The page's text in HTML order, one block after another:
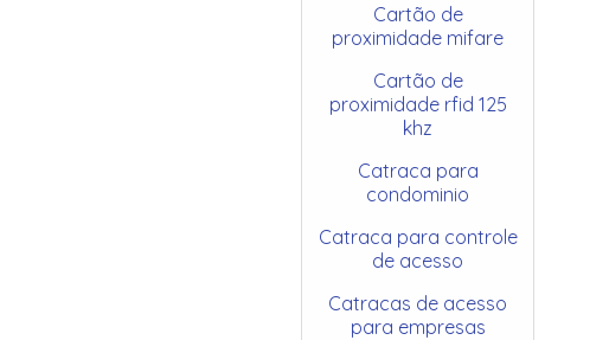
Cartão de
proximidade mifare
Cartão de
proximidade rfid 125
khz
Catraca para
condominio
Catraca para controle
de acesso
Catracas de acesso
para empresas